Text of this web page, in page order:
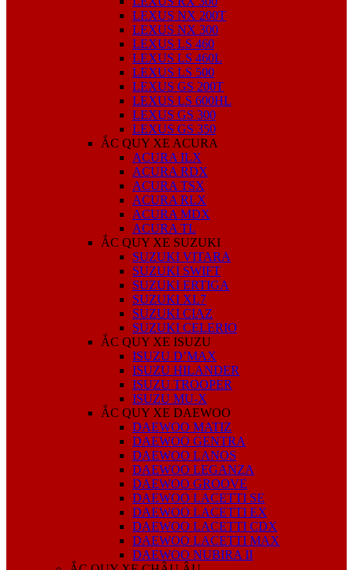
LEXUS NX 200T
LEXUS NX 300
LEXUS LS 460
LEXUS LS 460L
LEXUS LS 500
LEXUS GS 200T
LEXUS LS 600HL
LEXUS GS 300
LEXUS GS 350
ẮC QUY XE ACURA
ACURA ILX
ACURA RDX
ACURA TSX
ACURA RLX
ACURA MDX
ACURA TL
ẮC QUY XE SUZUKI
SUZUKI VITARA
SUZUKI SWIFT
SUZUKI ERTIGA
SUZUKI XL7
SUZUKI CIAZ
SUZUKI CELERIO
ẮC QUY XE ISUZU
ISUZU D’MAX
ISUZU HILANDER
ISUZU TROOPER
ISUZU MU-X
ẮC QUY XE DAEWOO
DAEWOO MATIZ
DAEWOO GENTRA
DAEWOO LANOS
DAEWOO LEGANZA
DAEWOO GROOVE
DAEWOO LACETTI SE
DAEWOO LACETTI EX
DAEWOO LACETTI CDX
DAEWOO LACETTI MAX
DAEWOO NUBIRA II